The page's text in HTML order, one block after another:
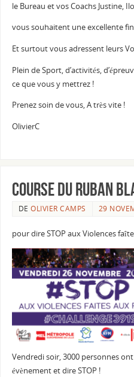
le Bureau et vos Coachs Justine,
vous souhaitent une excellente fin
Et surtout vous adressent leurs
Plein de Sport, d’activités,
ce que vous y mettrez !
Prenez soin de vous, A très vite !
OlivierC
Course du ruban
DEOLIVIER CAMPS 29
pour dire STOP aux Violences
Vendredi soir, 3000 personnes
évènement et dire STOP !